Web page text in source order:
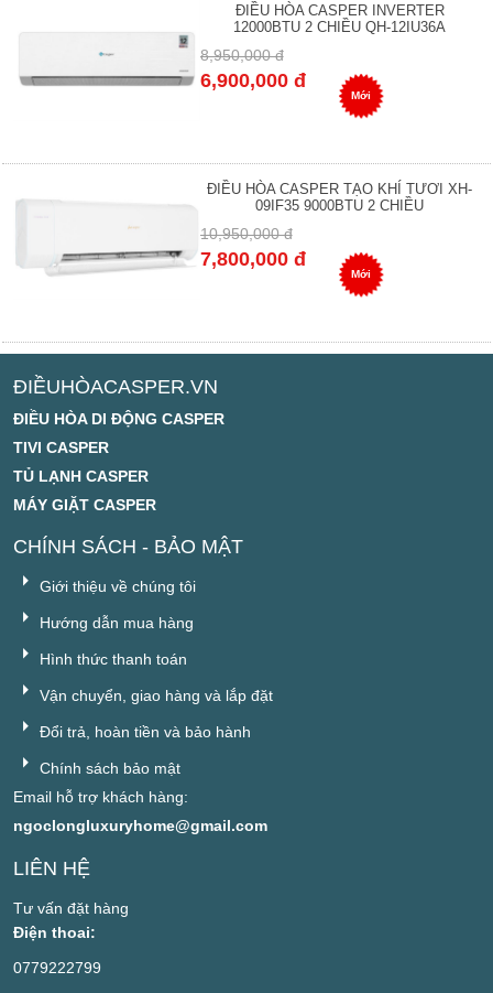
ĐIỀU HÒA CASPER INVERTER
12000BTU 2 CHIỀU QH-12IU36A
8,950,000 đ
6,900,000 đ
Mới
ĐIỀU HÒA CASPER TẠO KHÍ TƯƠI XH-
09IF35 9000BTU 2 CHIỀU
10,950,000 đ
7,800,000 đ
Mới
ĐIỀUHÒACASPER.VN
ĐIỀU HÒA DI ĐỘNG CASPER
TIVI CASPER
TỦ LẠNH CASPER
MÁY GIẶT CASPER
CHÍNH SÁCH - BẢO MẬT
Giới thiệu về chúng tôi
Hướng dẫn mua hàng
Hình thức thanh toán
Vận chuyển, giao hàng và lắp đặt
Đổi trả, hoàn tiền và bảo hành
Chính sách bảo mật
Email hỗ trợ khách hàng:
ngoclongluxuryhome@gmail.com
LIÊN HỆ
Tư vấn đặt hàng
Điện thoai:
0779222799